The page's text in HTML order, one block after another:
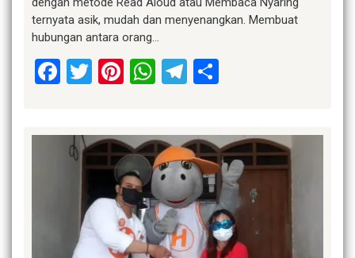
ternyata asik, mudah dan menyenangkan. Membuat
hubungan antara orang…
Facebook
Twitter
Pinterest
WhatsApp
Telegram